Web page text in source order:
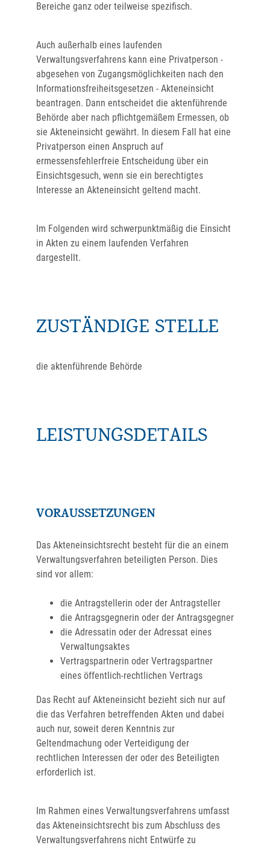
Bereiche ganz oder teilweise spezifisch.
Auch außerhalb eines laufenden
Verwaltungsverfahrens kann eine Privatperson -
abgesehen von Zugangsmöglichkeiten nach den
Informationsfreiheitsgesetzen - Akteneinsicht
beantragen. Dann entscheidet die aktenführende
Behörde aber nach pflichtgemäßem Ermessen, ob
sie Akteneinsicht gewährt. In diesem Fall hat eine
Privatperson einen Anspruch auf
ermessensfehlerfreie Entscheidung über ein
Einsichtsgesuch, wenn sie ein berechtigtes
Interesse an Akteneinsicht geltend macht.
Im Folgenden wird schwerpunktmäßig die Einsicht
in Akten zu einem laufenden Verfahren
dargestellt.
ZUSTÄNDIGE STELLE
die aktenführende Behörde
LEISTUNGSDETAILS
VORAUSSETZUNGEN
Das Akteneinsichtsrecht besteht für die an einem
Verwaltungsverfahren beteiligten Person. Dies
sind vor allem:
die Antragstellerin oder der Antragsteller
die Antragsgegnerin oder der Antragsgegner
die Adressatin oder der Adressat eines
Verwaltungsaktes
Vertragspartnerin oder Vertragspartner
eines öffentlich-rechtlichen Vertrags
Das Recht auf Akteneinsicht bezieht sich nur auf
die das Verfahren betreffenden Akten und dabei
auch nur, soweit deren Kenntnis zur
Geltendmachung oder Verteidigung der
rechtlichen Interessen der oder des Beteiligten
erforderlich ist.
Im Rahmen eines Verwaltungsverfahrens umfasst
das Akteneinsichtsrecht bis zum Abschluss des
Verwaltungsverfahrens nicht Entwürfe zu